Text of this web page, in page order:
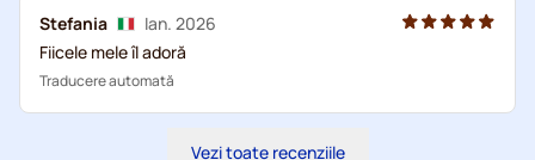
Stefania
Ian. 2026
Fiicele mele îl adoră
Traducere automată
Vezi toate recenziile